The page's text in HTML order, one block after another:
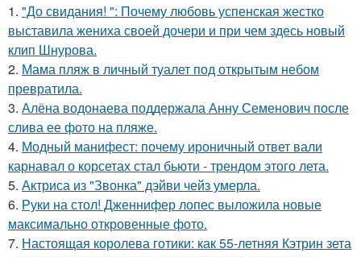
1. "До свидания! ": Почему любовь успенская жестко
выставила жениха своей дочери и при чем здесь новый
клип Шнурова.
2. Мама пляж в личный туалет под открытым небом
превратила.
3. Алёна водонаева поддержала Анну Семенович после
слива ее фото на пляже.
4. Модный манифест: почему ироничный ответ вали
карнавал о корсетах стал бьюти - трендом этого лета.
5. Актриса из "Звонка" дэйви чейз умерла.
6. Руки на стол! Дженнифер лопес выложила новые
максимально откровенные фото.
7. Настоящая королева готики: как 55-летняя Кэтрин зета